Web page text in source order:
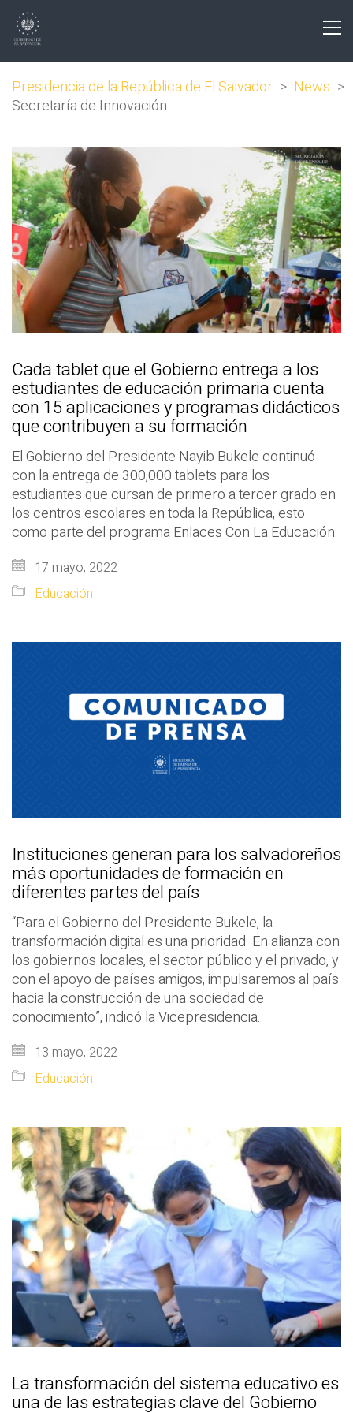
Presidencia de la República de El Salvador > News >
Secretaría de Innovación
Cada tablet que el Gobierno entrega a los
estudiantes de educación primaria cuenta
con 15 aplicaciones y programas didácticos
que contribuyen a su formación
El Gobierno del Presidente Nayib Bukele continuó
con la entrega de 300,000 tablets para los
estudiantes que cursan de primero a tercer grado en
los centros escolares en toda la República, esto
como parte del programa Enlaces Con La Educación.
17 mayo, 2022
Educación
Instituciones generan para los salvadoreños
más oportunidades de formación en
diferentes partes del país
“Para el Gobierno del Presidente Bukele, la
transformación digital es una prioridad. En alianza con
los gobiernos locales, el sector público y el privado, y
con el apoyo de países amigos, impulsaremos al país
hacia la construcción de una sociedad de
conocimiento”, indicó la Vicepresidencia.
13 mayo, 2022
Educación
La transformación del sistema educativo es
una de las estrategias clave del Gobierno